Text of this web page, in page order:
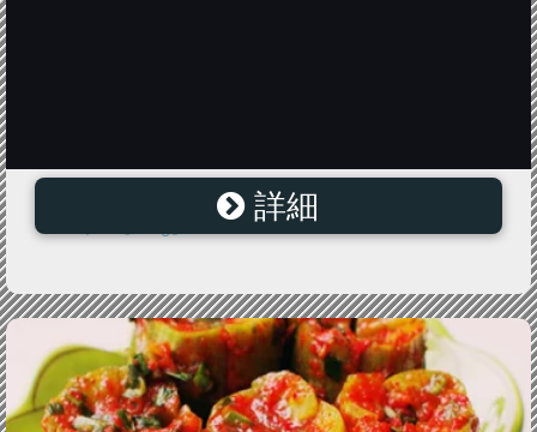
【鶴橋キムチ】・【お試し商品】・【店頭価格】白菜プ
詳細